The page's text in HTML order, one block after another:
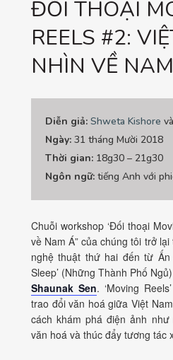
ĐỐI THOẠI
REELS #2:
NHÌN VỀ
Diễn giả: Shweta Kishore và
Ngày: 31 tháng Mười 2018
Thời gian: 18g30 – 21g30
Ngôn ngữ: tiếng Anh với
Chuỗi workshop ‘Đối thoại
về Nam Á” của chúng tôi trở
nghệ thuật thứ hai đến từ
Sleep’ (Những Thành Phố
Shaunak Sen. ‘Moving
trao đổi văn hoá giữa Việt
cách khám phá điện ảnh
văn hoá và thúc đẩy tương tác